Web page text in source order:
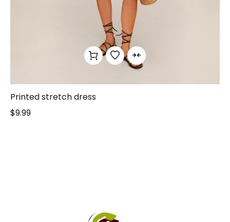
Printed stretch dress
$9.99